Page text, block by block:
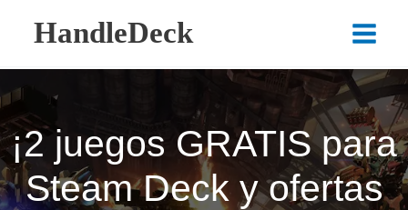
contenido
HandleDeck
Main
Menu
¡2 juegos GRATIS para
Steam Deck y ofertas